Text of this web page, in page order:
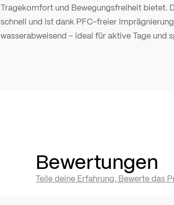
Tragekomfort und Bewegungsfreiheit bietet.
schnell und ist dank PFC-freier
wasserabweisend – ideal für aktive Tage und
Bewertungen
Teile deine Erfahrung. Bewerte das